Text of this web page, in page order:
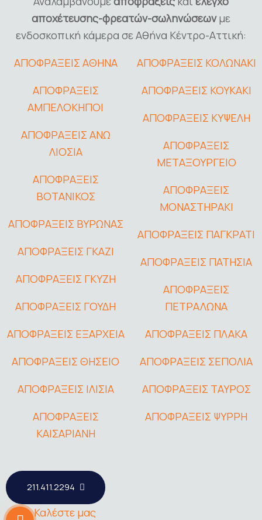
αποχέτευσης-φρεατών-σωληνώσεωνμε
ενδοσκοπική κάμερα σε Αθήνα Κέντρο-Αττική:
ΑΠΟΦΡΑΞΕΙΣ ΑΘΗΝΑ
ΑΠΟΦΡΑΞΕΙΣ
ΑΜΠΕΛΟΚΗΠΟΙ
ΑΠΟΦΡΑΞΕΙΣ ΑΝΩ
ΛΙΟΣΙΑ
ΑΠΟΦΡΑΞΕΙΣ
ΒΟΤΑΝΙΚΟΣ
ΑΠΟΦΡΑΞΕΙΣ ΒΥΡΩΝΑΣ
ΑΠΟΦΡΑΞΕΙΣ ΓΚΑΖΙ
ΑΠΟΦΡΑΞΕΙΣ ΓΚΥΖΗ
ΑΠΟΦΡΑΞΕΙΣ ΓΟΥΔΗ
ΑΠΟΦΡΑΞΕΙΣ ΕΞΑΡΧΕΙΑ
ΑΠΟΦΡΑΞΕΙΣ ΘΗΣΕΙΟ
ΑΠΟΦΡΑΞΕΙΣ ΙΛΙΣΙΑ
ΑΠΟΦΡΑΞΕΙΣ
ΚΑΙΣΑΡΙΑΝΗ
ΑΠΟΦΡΑΞΕΙΣ ΚΟΛΩΝΑΚΙ
ΑΠΟΦΡΑΞΕΙΣ ΚΟΥΚΑΚΙ
ΑΠΟΦΡΑΞΕΙΣ ΚΥΨΕΛΗ
ΑΠΟΦΡΑΞΕΙΣ
ΜΕΤΑΞΟΥΡΓΕΙΟ
ΑΠΟΦΡΑΞΕΙΣ
ΜΟΝΑΣΤΗΡΑΚΙ
ΑΠΟΦΡΑΞΕΙΣ ΠΑΓΚΡΑΤΙ
ΑΠΟΦΡΑΞΕΙΣ ΠΑΤΗΣΙΑ
ΑΠΟΦΡΑΞΕΙΣ
ΠΕΤΡΑΛΩΝΑ
ΑΠΟΦΡΑΞΕΙΣ ΠΛΑΚΑ
ΑΠΟΦΡΑΞΕΙΣ ΣΕΠΟΛΙΑ
ΑΠΟΦΡΑΞΕΙΣ ΤΑΥΡΟΣ
ΑΠΟΦΡΑΞΕΙΣ ΨΥΡΡΗ
211.411.2294
Καλέστε μας